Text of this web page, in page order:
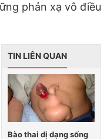
phản xạ vô điều
TIN LIÊN QUAN
Bào thai dị dạng sống